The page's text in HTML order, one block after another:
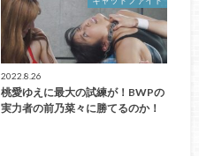
2022.8.26
桃愛ゆえに最大の試練が！BWPの
実力者の前乃菜々に勝てるのか！